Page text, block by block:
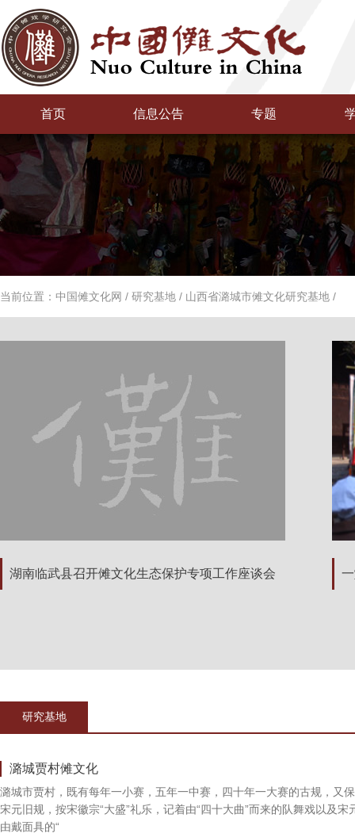
首页 信息公告 专题
当前位置： 中国傩文化网 / 研究基地 / 山西省潞城市傩文化研究基地 /
湖南临武县召开傩文化生态保护专项工作座谈会
研究基地
潞城贾村傩文化
潞城市贾村，既有每年一小赛，五年一中赛，四十年一大赛的古规，又
宋元旧规，按宋徽宗“大盛”礼乐，记着由“四十大曲”而来的队舞戏以及
由戴面具的“